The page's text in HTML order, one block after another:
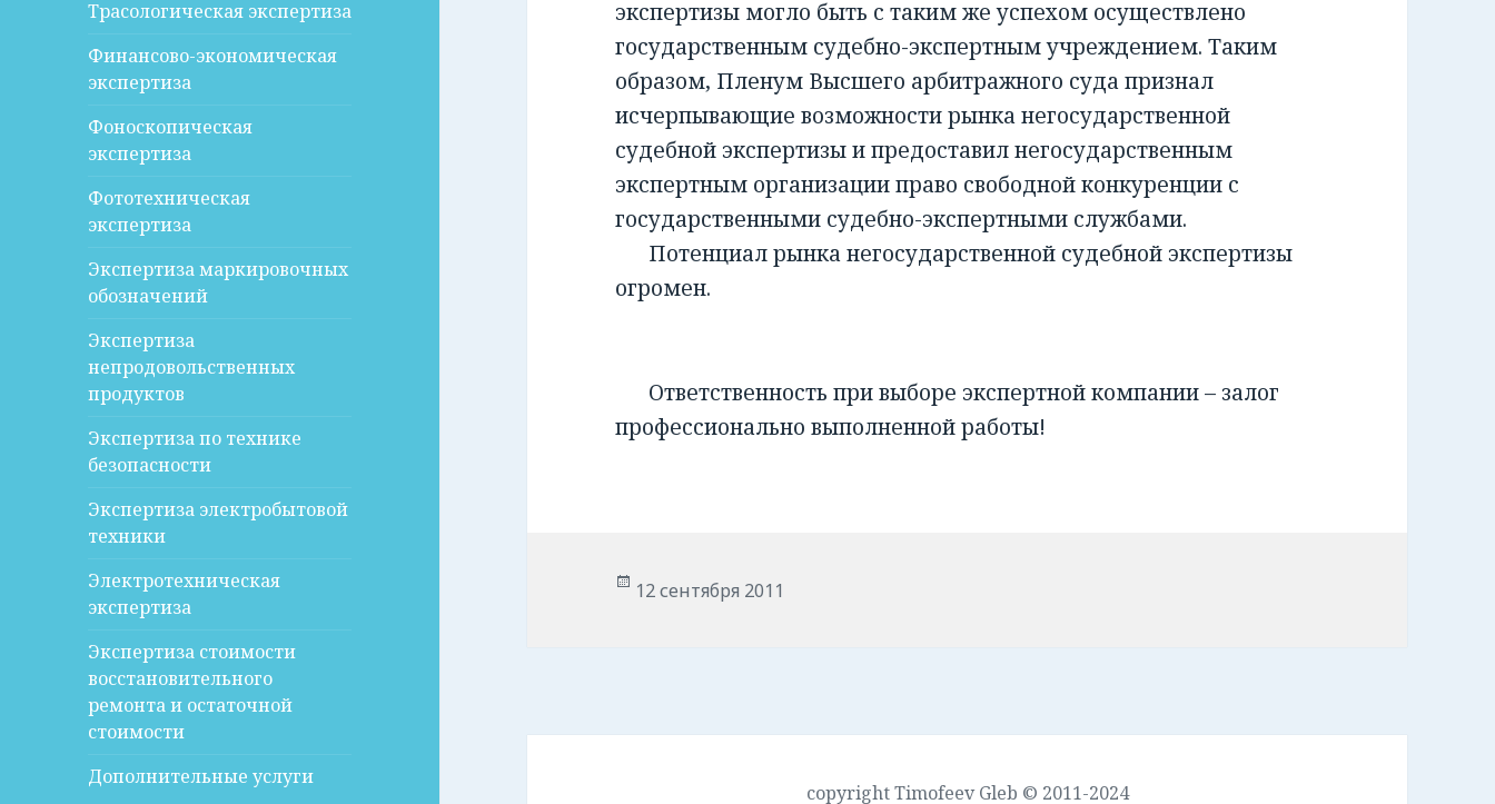
Трасологическая экспертиза
Финансово-экономическая
экспертиза
Фоноскопическая
экспертиза
Фототехническая
экспертиза
Экспертиза маркировочных
обозначений
Экспертиза
непродовольственных
продуктов
Экспертиза по технике
безопасности
Экспертиза электробытовой
техники
Электротехническая
экспертиза
Экспертиза стоимости
восстановительного
ремонта и остаточной
стоимости
Дополнительные услуги
экспертизы могло быть с таким же успехом осуществлено
государственным судебно-экспертным учреждением. Таким
образом, Пленум Высшего арбитражного суда признал
исчерпывающие возможности рынка негосударственной
судебной экспертизы и предоставил негосударственным
экспертным организации право свободной конкуренции с
государственными судебно-экспертными службами.
Потенциал рынка негосударственной судебной экспертизы
огромен.
Ответственность при выборе экспертной компании – залог
профессионально выполненной работы!
Опубликовано
12 сентября 2011
copyright Timofeev Gleb © 2011-2024